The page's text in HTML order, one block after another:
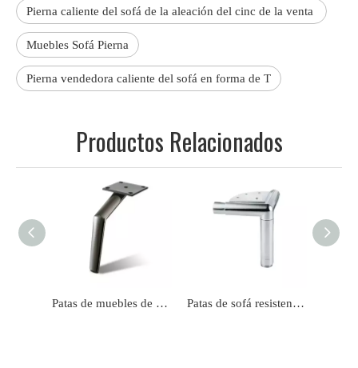
Pierna caliente del sofá de la aleación del cinc de la venta
Muebles Sofá Pierna
Pierna vendedora caliente del sofá en forma de T
Productos Relacionados
Patas de muebles de hierro y metal de lujo Patas de sofá resistentes de aleación de zinc para gabinete